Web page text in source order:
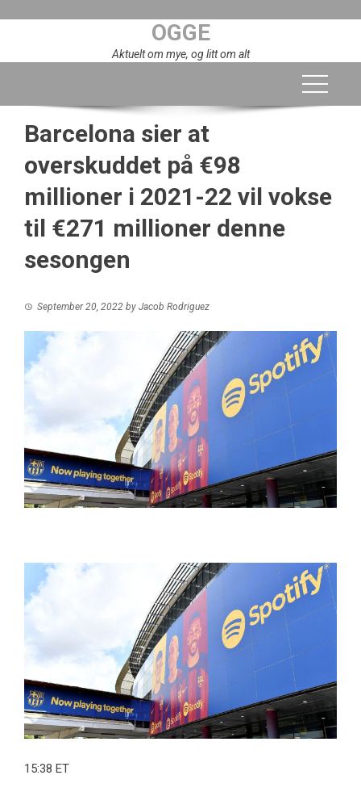
OGGE
Aktuelt om mye, og litt om alt
Barcelona sier at
overskuddet på €98
millioner i 2021-22 vil vokse
til €271 millioner denne
sesongen
September 20, 2022 by Jacob Rodriguez
15:38 ET